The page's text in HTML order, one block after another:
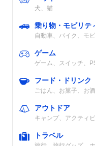
犬、猫
乗り物・モビリテ
自動車、バイク、モ
ゲーム
ゲーム、スイッチ、
フード・ドリンク
ごはん、お菓子、お
アウトドア
キャンプ、アクティ
トラベル